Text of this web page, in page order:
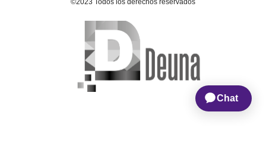
©2023 Todos los derechos reservados